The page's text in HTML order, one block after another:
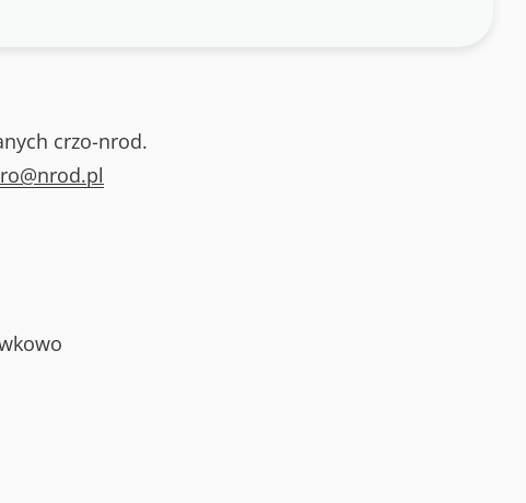
crzo-nrod.